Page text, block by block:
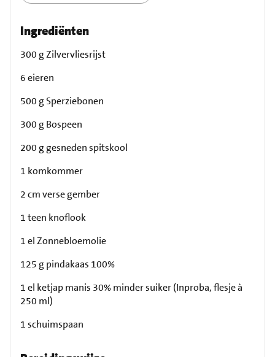
Ingrediënten
300 g Zilvervliesrijst
6 eieren
500 g Sperziebonen
300 g Bospeen
200 g gesneden spitskool
1 komkommer
2 cm verse gember
1 teen knoflook
1 el Zonnebloemolie
125 g pindakaas 100%
1 el ketjap manis 30% minder suiker (Inproba, flesje à
250 ml)
1 schuimspaan